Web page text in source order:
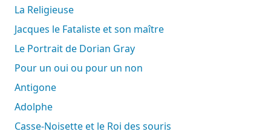
La Religieuse
Jacques le Fataliste et son maître
Le Portrait de Dorian Gray
Pour un oui ou pour un non
Antigone
Adolphe
Casse-Noisette et le Roi des souris